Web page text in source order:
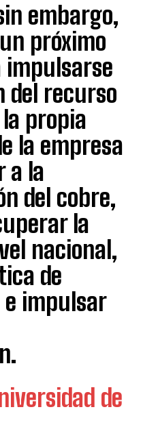
embargo,
próximo
impulsarse
del recurso
propia
la empresa
a la
del cobre,
la
nacional,
de
impulsar
de